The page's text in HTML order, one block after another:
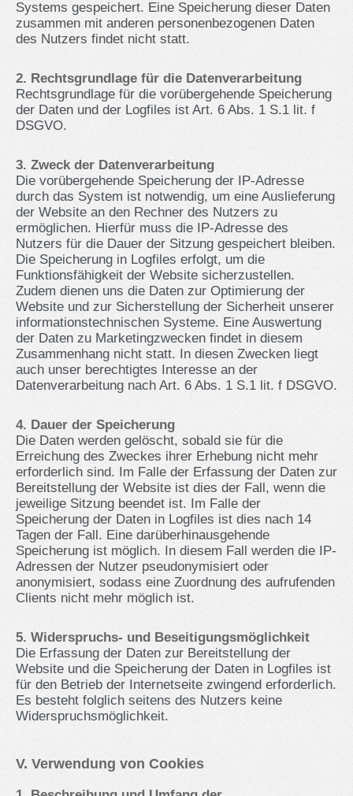
Systems gespeichert. Eine Speicherung dieser Daten
zusammen mit anderen personenbezogenen Daten
des Nutzers findet nicht statt.
2. Rechtsgrundlage für die Datenverarbeitung
Rechtsgrundlage für die vorübergehende Speicherung
der Daten und der Logfiles ist Art. 6 Abs. 1 S.1 lit. f
DSGVO.
3. Zweck der Datenverarbeitung
Die vorübergehende Speicherung der IP-Adresse
durch das System ist notwendig, um eine Auslieferung
der Website an den Rechner des Nutzers zu
ermöglichen. Hierfür muss die IP-Adresse des
Nutzers für die Dauer der Sitzung gespeichert bleiben.
Die Speicherung in Logfiles erfolgt, um die
Funktionsfähigkeit der Website sicherzustellen.
Zudem dienen uns die Daten zur Optimierung der
Website und zur Sicherstellung der Sicherheit unserer
informationstechnischen Systeme. Eine Auswertung
der Daten zu Marketingzwecken findet in diesem
Zusammenhang nicht statt. In diesen Zwecken liegt
auch unser berechtigtes Interesse an der
Datenverarbeitung nach Art. 6 Abs. 1 S.1 lit. f DSGVO.
4. Dauer der Speicherung
Die Daten werden gelöscht, sobald sie für die
Erreichung des Zweckes ihrer Erhebung nicht mehr
erforderlich sind. Im Falle der Erfassung der Daten zur
Bereitstellung der Website ist dies der Fall, wenn die
jeweilige Sitzung beendet ist. Im Falle der
Speicherung der Daten in Logfiles ist dies nach 14
Tagen der Fall. Eine darüberhinausgehende
Speicherung ist möglich. In diesem Fall werden die IP-
Adressen der Nutzer pseudonymisiert oder
anonymisiert, sodass eine Zuordnung des aufrufenden
Clients nicht mehr möglich ist.
5. Widerspruchs- und Beseitigungsmöglichkeit
Die Erfassung der Daten zur Bereitstellung der
Website und die Speicherung der Daten in Logfiles ist
für den Betrieb der Internetseite zwingend erforderlich.
Es besteht folglich seitens des Nutzers keine
Widerspruchsmöglichkeit.
V. Verwendung von Cookies